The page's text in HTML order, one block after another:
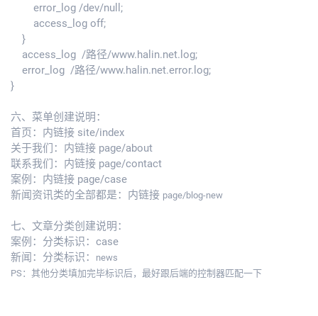
error_log /dev/null;
access_log off;
}
access_log /路径/www.halin.net.log;
error_log /路径/www.halin.net.error.log;
}
六、菜单创建说明：
首页：内链接 site/index
关于我们：内链接 page/about
联系我们：内链接 page/contact
案例：内链接 page/case
新闻资讯类的全部都是：内链接 page/blog-new
七、文章分类创建说明：
案例：分类标识：case
新闻：分类标识：
news
PS：其他分类填加完毕标识后，最好跟后端的控制器匹配一下